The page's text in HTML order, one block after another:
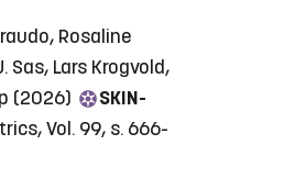
Rosaline
Sas, Lars Krogvold,
(2026)
SKIN-
Vol. 99, s. 666-